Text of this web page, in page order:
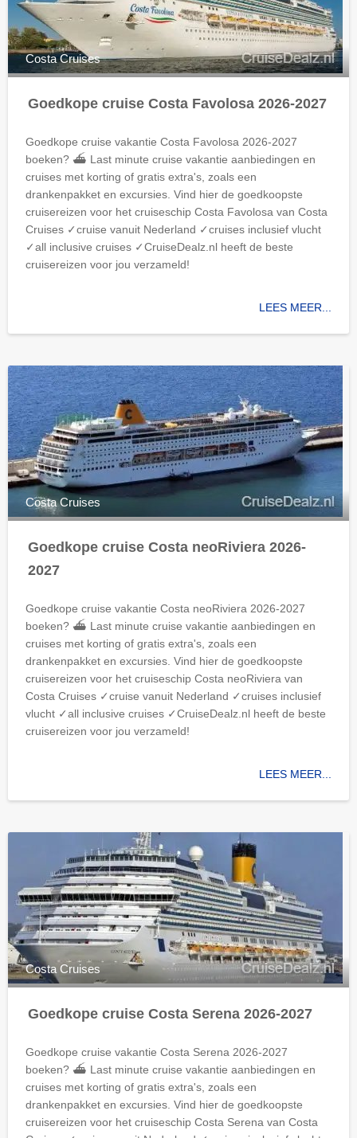
Costa Cruises
Goedkope cruise Costa Favolosa 2026-2027
Goedkope cruise vakantie Costa Favolosa 2026-2027
boeken? ⛴ Last minute cruise vakantie aanbiedingen en
cruises met korting of gratis extra's, zoals een
drankenpakket en excursies. Vind hier de goedkoopste
cruisereizen voor het cruiseschip Costa Favolosa van Costa
Cruises ✓cruise vanuit Nederland ✓cruises inclusief vlucht
✓all inclusive cruises ✓CruiseDealz.nl heeft de beste
cruisereizen voor jou verzameld!
LEES MEER...
Costa Cruises
Goedkope cruise Costa neoRiviera 2026-
2027
Goedkope cruise vakantie Costa neoRiviera 2026-2027
boeken? ⛴ Last minute cruise vakantie aanbiedingen en
cruises met korting of gratis extra's, zoals een
drankenpakket en excursies. Vind hier de goedkoopste
cruisereizen voor het cruiseschip Costa neoRiviera van
Costa Cruises ✓cruise vanuit Nederland ✓cruises inclusief
vlucht ✓all inclusive cruises ✓CruiseDealz.nl heeft de beste
cruisereizen voor jou verzameld!
LEES MEER...
Costa Cruises
Goedkope cruise Costa Serena 2026-2027
Goedkope cruise vakantie Costa Serena 2026-2027
boeken? ⛴ Last minute cruise vakantie aanbiedingen en
cruises met korting of gratis extra's, zoals een
drankenpakket en excursies. Vind hier de goedkoopste
cruisereizen voor het cruiseschip Costa Serena van Costa